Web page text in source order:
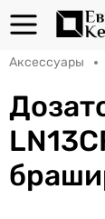
Аксессуары